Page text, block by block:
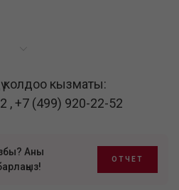
колдоо кызматы:
,+7 (499) 920-22-52
Аны
ОТЧЕТ